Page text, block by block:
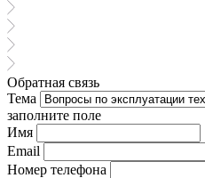
Обратная связь
Тема
заполните поле
Имя
Email
Номер телефона